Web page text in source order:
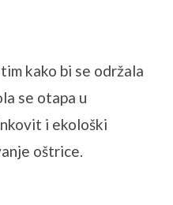
kako bi se održala
se otapa u
i ekološki
oštrice.